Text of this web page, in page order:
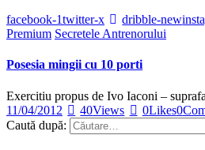
facebook-1twitter-x dribble-new
Premium Secretele Antrenorului
Posesia mingii cu 10 porti
Exercitiu propus de Ivo Iaconi –
11/04/2012
40Views 0Likes0
Caută după: